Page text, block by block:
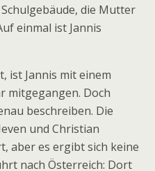
die Mutter
einmal ist Jannis
ist Jannis mit einem
mitgegangen. Doch
beschreiben. Die
und Christian
aber es ergibt sich keine
nach Österreich: Dort